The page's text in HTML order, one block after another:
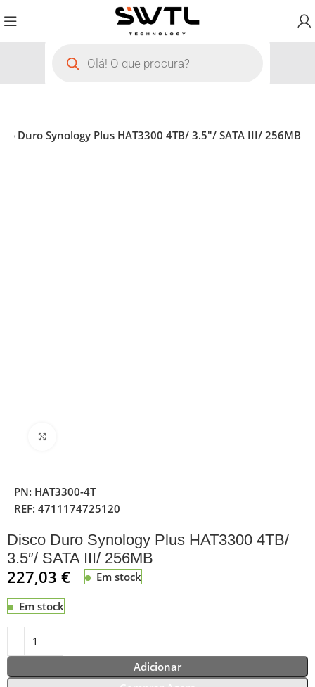
Duro Synology Plus HAT3300 4TB/ 3.5″/ SATA III/ 256MB
PN: HAT3300-4T
REF:4711174725120
Disco Duro Synology Plus HAT3300 4TB/
3.5″/ SATA III/ 256MB
227,03€ Em stock
Em stock
Adicionar